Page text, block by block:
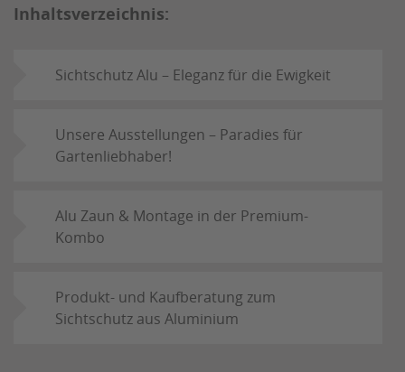
Inhaltsverzeichnis:
Sichtschutz Alu – Eleganz für die Ewigkeit
Unsere Ausstellungen – Paradies für
Gartenliebhaber!
Alu Zaun & Montage in der Premium-
Kombo
Produkt- und Kaufberatung zum
Sichtschutz aus Aluminium